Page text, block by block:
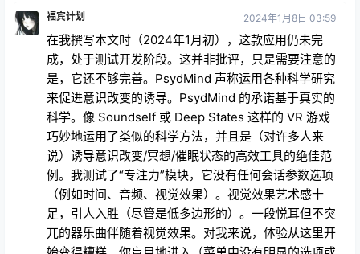
成，处于测试开发阶段。这并非批评，只是需要注意的
是，它还不够完善。PsydMind 声称运用各种科学研究
来促进意识改变的诱导。PsydMind 的承诺基于真实的
科学。像 Soundself 或 Deep States 这样的 VR 游戏
巧妙地运用了类似的科学方法，并且是（对许多人来
说）诱导意识改变/冥想/催眠状态的高效工具的绝佳范
例。我测试了“专注力”模块，它没有任何会话参数选项
（例如时间、音频、视觉效果）。视觉效果艺术感十
足，引人入胜（尽管是低多边形的）。一段悦耳但不突
兀的器乐曲伴随着视觉效果。对我来说，体验从这里开
始变得糟糕。你盲目地进入（菜单中没有明显的选项或
介绍）。你不知道它会持续多久，也不知道有没有导览